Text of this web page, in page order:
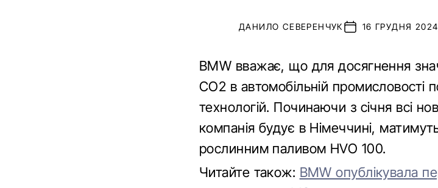
ДАНИЛО СЕВЕРЕНЧУК 16 ГРУДНЯ
BMW вважає, що для досягнення
CO2 в автомобільній промисловості
технологій. Починаючи з січня всі
компанія будує в Німеччині,
рослинним паливом HVO 100.
Читайте також: BMW опублікувала